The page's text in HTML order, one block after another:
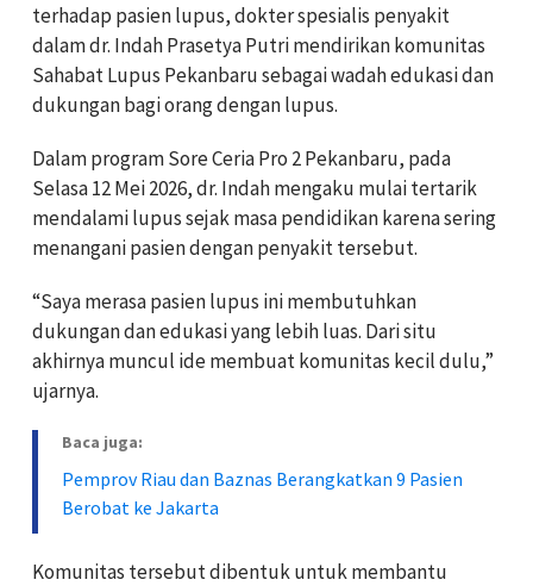
terhadap pasien lupus, dokter spesialis penyakit
dalam dr. Indah Prasetya Putri mendirikan komunitas
Sahabat Lupus Pekanbaru sebagai wadah edukasi dan
dukungan bagi orang dengan lupus.
Dalam program Sore Ceria Pro 2 Pekanbaru, pada
Selasa 12 Mei 2026, dr. Indah mengaku mulai tertarik
mendalami lupus sejak masa pendidikan karena sering
menangani pasien dengan penyakit tersebut.
“Saya merasa pasien lupus ini membutuhkan
dukungan dan edukasi yang lebih luas. Dari situ
akhirnya muncul ide membuat komunitas kecil dulu,”
ujarnya.
Baca juga:
Pemprov Riau dan Baznas Berangkatkan 9 Pasien
Berobat ke Jakarta
Komunitas tersebut dibentuk untuk membantu